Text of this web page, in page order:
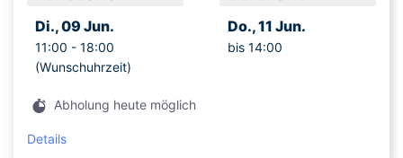
Di., 09 Jun.
11:00 - 18:00
(Wunschuhrzeit)
Do., 11 Jun.
bis 14:00
Abholung heute möglich
Details